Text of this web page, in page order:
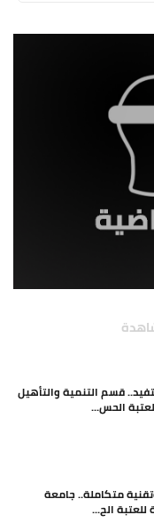
ألف مستفيد.. قسم التنمية والتأهيل
الحس...
متكاملة.. جامعة
للعتبة الح...